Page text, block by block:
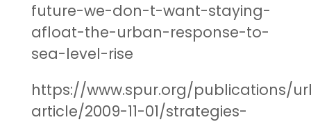
future-we-don-t-want-staying-
afloat-the-urban-response-to-
sea-level-rise
https://www.spur.org/publications/
article/2009-11-01/strategies-